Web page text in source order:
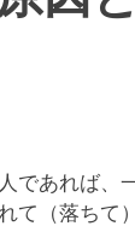
であれば、
て（落ちて